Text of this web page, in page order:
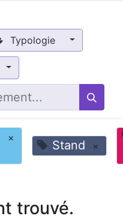
Typologie
×
Stand ×
trouvé.